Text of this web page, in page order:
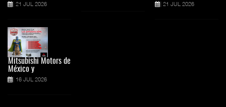
21 JUL 2026
Mitsubishi Motors de
México y
16 JUL 2026
21 JUL 2026